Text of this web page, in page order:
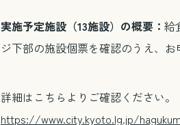
実施予定施設（13施設）の概要： 給
ジ下部の施設個票を確認のうえ、
詳細はこちらよりご確認ください。
https://www.city.kyoto.lg.jp/